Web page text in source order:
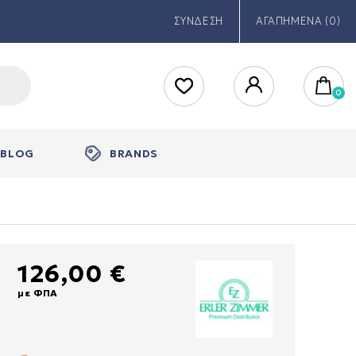
ΣΥΝΔΕΣΗ ΑΓΑΠΗΜΕΝΑ (0)
BLOG BRANDS
126,00 €
με ΦΠΑ